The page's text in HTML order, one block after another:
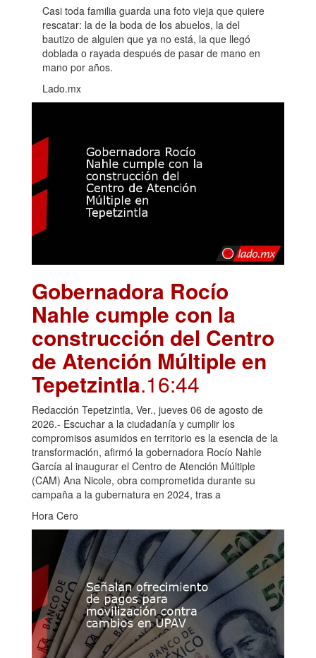
Casi toda familia guarda una foto vieja que quiere
rescatar: la de la boda de los abuelos, la del
bautizo de alguien que ya no está, la que llegó
doblada o rayada después de pasar de mano en
mano por años.
Lado.mx
Gobernadora Rocío
Nahle cumple con la
construcción del Centro
de Atención Múltiple en
Tepetzintla.16:44
Redacción Tepetzintla, Ver., jueves 06 de agosto de
2026.- Escuchar a la ciudadanía y cumplir los
compromisos asumidos en territorio es la esencia de la
transformación, afirmó la gobernadora Rocío Nahle
García al inaugurar el Centro de Atención Múltiple
(CAM) Ana Nicole, obra comprometida durante su
campaña a la gubernatura en 2024, tras a
Hora Cero